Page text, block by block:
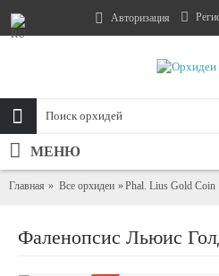
Авторизация
МЕНЮ
Главная Все орхидеи Phal. Lius Gold Coin